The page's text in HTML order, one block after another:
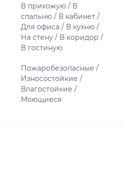
В прихожую / В
спальню / В кабинет /
Для офиса / В кухню /
На стену / В коридор /
В гостиную
Пожаробезопасные /
Износостойкие /
Влагостойкие /
Моющиеся